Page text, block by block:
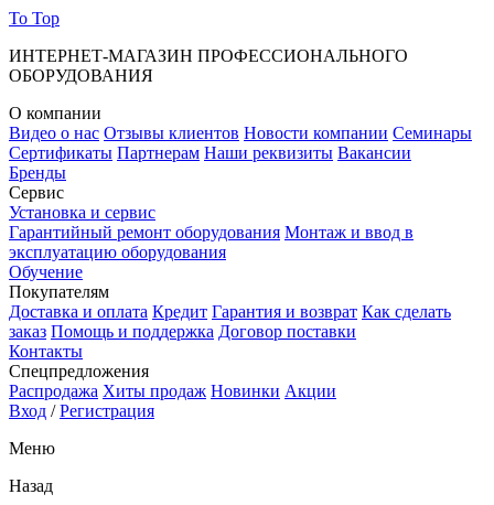
To Top
ИНТЕРНЕТ-МАГАЗИН ПРОФЕССИОНАЛЬНОГО
ОБОРУДОВАНИЯ
О компании
Видео о нас Отзывы клиентов Новости компании Семинары
Сертификаты Партнерам Наши реквизиты Вакансии
Бренды
Сервис
Установка и сервис
Гарантийный ремонт оборудования Монтаж и ввод в
эксплуатацию оборудования
Обучение
Покупателям
Доставка и оплата Кредит Гарантия и возврат Как сделать
заказ Помощь и поддержка Договор поставки
Контакты
Спецпредложения
Распродажа Хиты продаж Новинки Акции
Вход /Регистрация
Меню
Назад